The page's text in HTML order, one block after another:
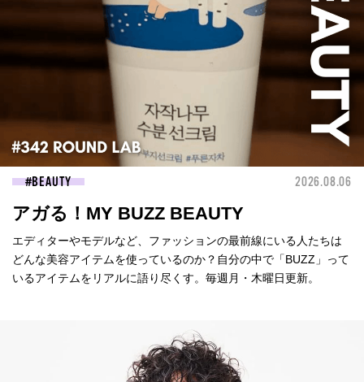
BEAUTY 2026.08.06
アガる！MY BUZZ BEAUTY
エディターやモデルなど、ファッションの最前線にいる人たちは
どんな美容アイテムを使っているのか？自分の中で「BUZZ」って
いるアイテムをリアルに語り尽くす。毎週月・木曜日更新。